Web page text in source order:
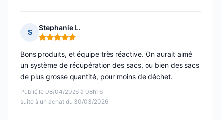
S
Stephanie L.
Note : 5 sur 5
Publié le 08/04/2026 à 08h16
suite à un achat du 30/03/2026
Bons produits, et équipe très réactive. On aurait aimé
un système de récupération des sacs, ou bien des sacs
de plus grosse quantité, pour moins de déchet.